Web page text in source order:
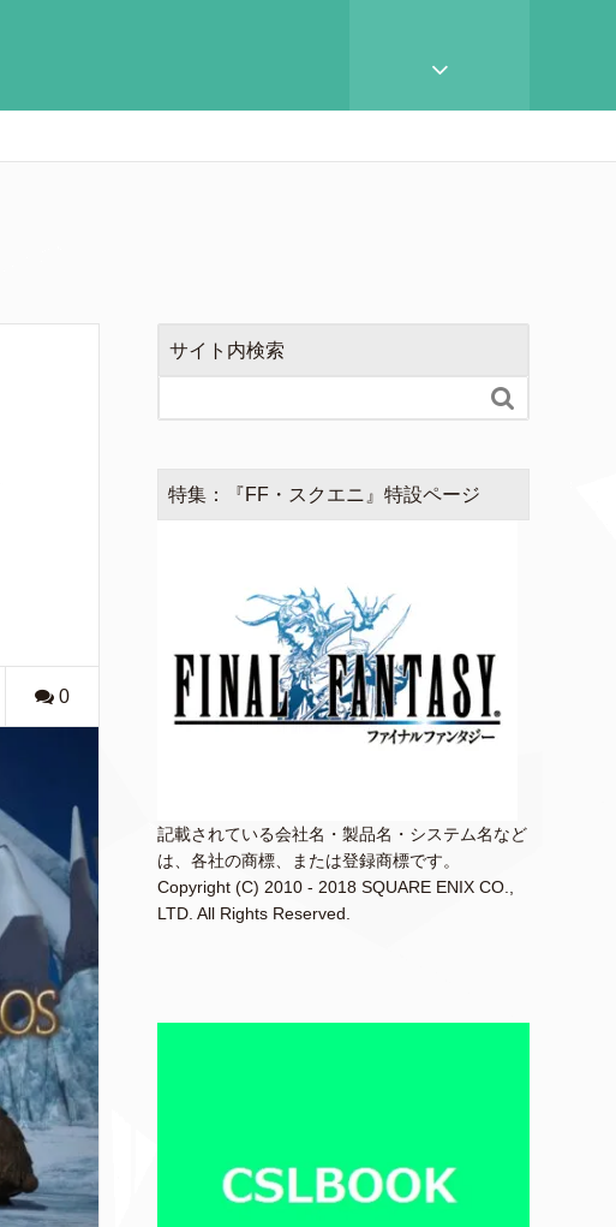
0
サイト内検索

特集：『FF・スクエニ』特設ページ
記載されている会社名・製品名・システム名など
は、各社の商標、または登録商標です。
Copyright (C) 2010 - 2018 SQUARE ENIX CO.,
LTD. All Rights Reserved.